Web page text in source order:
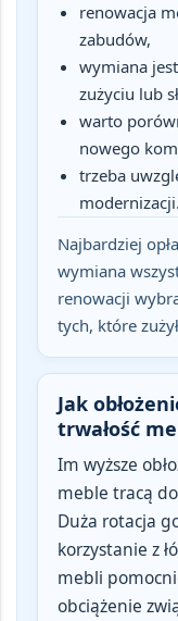
renowacja
zabudów,
wymiana
zużyciu lub
warto
nowego
trzeba
modernizacji.
Najbardziej
wymiana
renowacji
tych, które
Jak
trwałość
Im wyższe
meble tracą
Duża rotacja
korzystanie z
mebli
obciążenie